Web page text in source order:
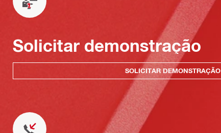
Solicitar demonstração
SOLICITAR DEMONSTRAÇÃO